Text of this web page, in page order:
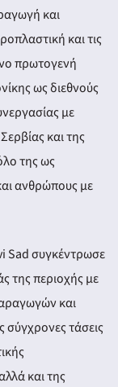
και
και τις
πρωτογενή
ως διεθνούς
με
και της
της ως
ανθρώπους με
Sad συγκέντρωσε
της περιοχής με
και
σύγχρονες τάσεις
και της